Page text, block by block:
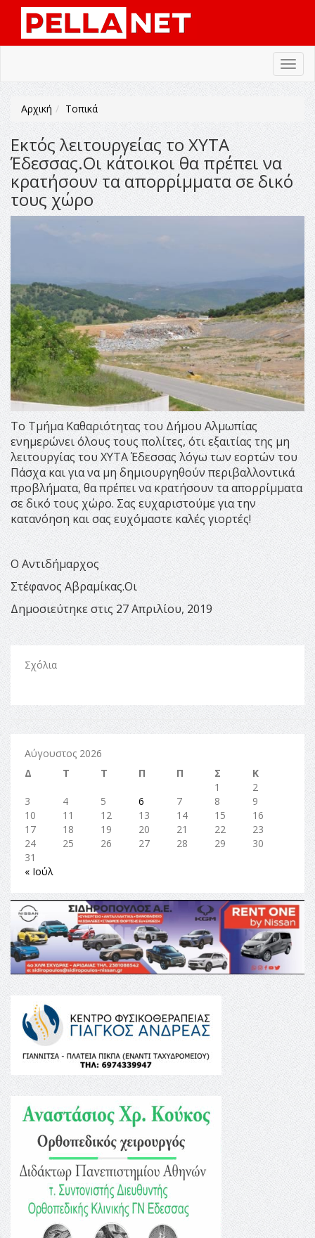
Αρχική Τοπικά
Εκτός λειτουργείας το ΧΥΤΑ
Έδεσσας.Οι κάτοικοι θα πρέπει να
κρατήσουν τα απορρίμματα σε δικό
τους χώρο
Το Τμήμα Καθαριότητας του Δήμου Αλμωπίας
ενημερώνει όλους τους πολίτες, ότι εξαιτίας της μη
λειτουργίας του ΧΥΤΑ Έδεσσας λόγω των εορτών του
Πάσχα και για να μη δημιουργηθούν περιβαλλοντικά
προβλήματα, θα πρέπει να κρατήσουν τα απορρίμματα
σε δικό τους χώρο. Σας ευχαριστούμε για την
κατανόηση και σας ευχόμαστε καλές γιορτές!
Ο Αντιδήμαρχος
Στέφανος Αβραμίκας.Οι
Δημοσιεύτηκε στις 27 Απριλίου, 2019
Σχόλια
Αύγουστος 2026
Δ
Τ Τ Π Π Σ
Κ
1
2
3
4 5 6 7 8
9
10
11 12 13 14 15
16
17
18 19 20 21 22
23
24
25 26 27 28 29
30
31
« Ιούλ